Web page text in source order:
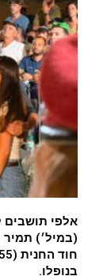
איציק נועם
אלפי תושבים
בנופלו.